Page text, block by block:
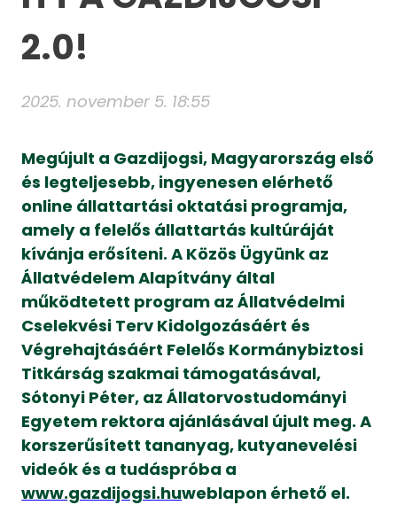
2.0!
2025. november 5. 18:55
Megújult a Gazdijogsi, Magyarország első
és legteljesebb, ingyenesen elérhető
online állattartási oktatási programja,
amely a felelős állattartás kultúráját
kívánja erősíteni. A Közös Ügyünk az
Állatvédelem Alapítvány által
működtetett program az Állatvédelmi
Cselekvési Terv Kidolgozásáért és
Végrehajtásáért Felelős Kormánybiztosi
Titkárság szakmai támogatásával,
Sótonyi Péter, az Állatorvostudományi
Egyetem rektora ajánlásával újult meg. A
korszerűsített tananyag, kutyanevelési
videók és a tudáspróba a
www.gazdijogsi.huweblapon érhető el.